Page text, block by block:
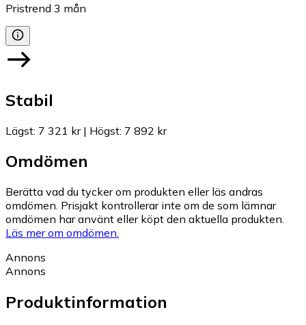
Pristrend 3 mån
Stabil
Lägst: 7 321 kr| Högst: 7 892 kr
Omdömen
Berätta vad du tycker om produkten eller läs andras
omdömen. Prisjakt kontrollerar inte om de som lämnar
omdömen har använt eller köpt den aktuella produkten.
Läs mer om omdömen.
Annons
Annons
Produktinformation